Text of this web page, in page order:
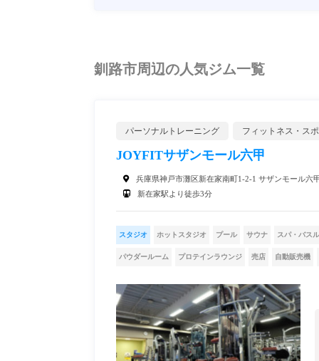
釧路市周辺の人気ジム一覧
パーソナルトレーニング フィットネス・ス
JOYFITサザンモール六甲
兵庫県神戸市灘区新在家南町1-2-1 サザンモール六
新在家駅より徒歩3分
スタジオ ホットスタジオ プール サウナ スパ・バス
パウダールーム プロテインラウンジ 売店 自動販売機